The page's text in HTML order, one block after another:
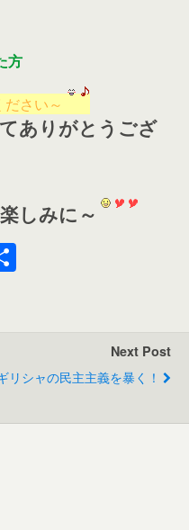
方
さい～
ありがとうござ
しみに～
Next Post
リシャの民主主義を暴く！